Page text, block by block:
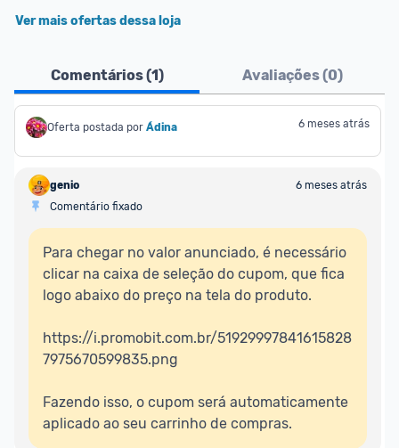
Ver mais ofertas dessa loja
Comentários (1) Avaliações (0)
Oferta postada por Ádina 6 meses atrás
genio
6 meses atrás
Comentário fixado
Para chegar no valor anunciado, é necessário
clicar na caixa de seleção do cupom, que fica
logo abaixo do preço na tela do produto.
https://i.promobit.com.br/51929997841615828
7975670599835.png
Fazendo isso, o cupom será automaticamente
aplicado ao seu carrinho de compras.